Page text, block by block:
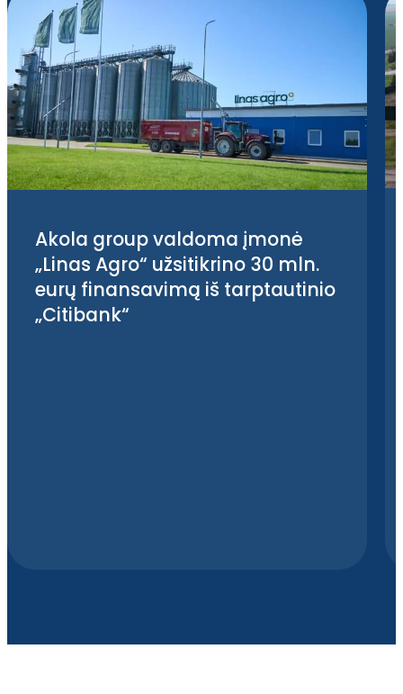
Akola group valdoma įmonė
„Linas Agro“ užsitikrino 30 mln.
eurų finansavimą iš tarptautinio
„Citibank“